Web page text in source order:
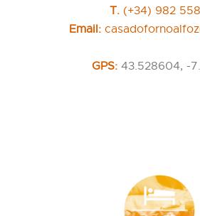
T. (+34) 982
Email:
GPS: 43.528604, -